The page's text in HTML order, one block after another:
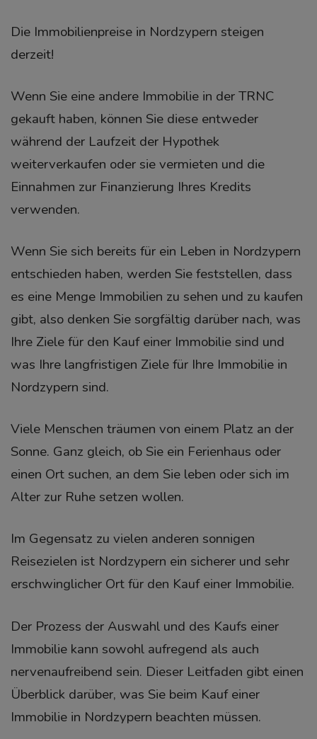
Die Immobilienpreise in Nordzypern steigen
derzeit!
Wenn Sie eine andere Immobilie in der TRNC
gekauft haben, können Sie diese entweder
während der Laufzeit der Hypothek
weiterverkaufen oder sie vermieten und die
Einnahmen zur Finanzierung Ihres Kredits
verwenden.
Wenn Sie sich bereits für ein Leben in Nordzypern
entschieden haben, werden Sie feststellen, dass
es eine Menge Immobilien zu sehen und zu kaufen
gibt, also denken Sie sorgfältig darüber nach, was
Ihre Ziele für den Kauf einer Immobilie sind und
was Ihre langfristigen Ziele für Ihre Immobilie in
Nordzypern sind.
Viele Menschen träumen von einem Platz an der
Sonne. Ganz gleich, ob Sie ein Ferienhaus oder
einen Ort suchen, an dem Sie leben oder sich im
Alter zur Ruhe setzen wollen.
Im Gegensatz zu vielen anderen sonnigen
Reisezielen ist Nordzypern ein sicherer und sehr
erschwinglicher Ort für den Kauf einer Immobilie.
Der Prozess der Auswahl und des Kaufs einer
Immobilie kann sowohl aufregend als auch
nervenaufreibend sein. Dieser Leitfaden gibt einen
Überblick darüber, was Sie beim Kauf einer
Immobilie in Nordzypern beachten müssen.